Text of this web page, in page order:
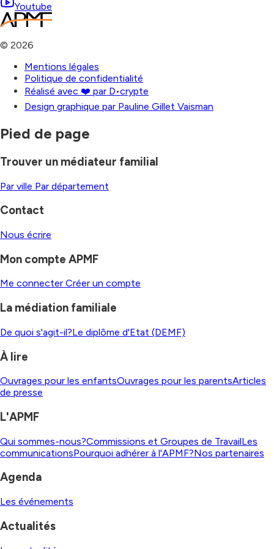
Youtube
© 2026
Mentions légales
Politique de confidentialité
Réalisé avec ❤️ par D•crypte
Design graphique par Pauline Gillet Vaisman
Pied de page
Trouver un médiateur familial
Par ville Par département
Contact
Nous écrire
Mon compte APMF
Me connecter Créer un compte
La médiation familiale
De quoi s'agit-il?Le diplôme d'Etat (DEMF)
À lire
Ouvrages pour les enfantsOuvrages pour les parentsArticles
de presse
L'APMF
Qui sommes-nous?Commissions et Groupes de TravailLes
communicationsPourquoi adhérer à l'APMF?Nos partenaires
Agenda
Les événements
Actualités